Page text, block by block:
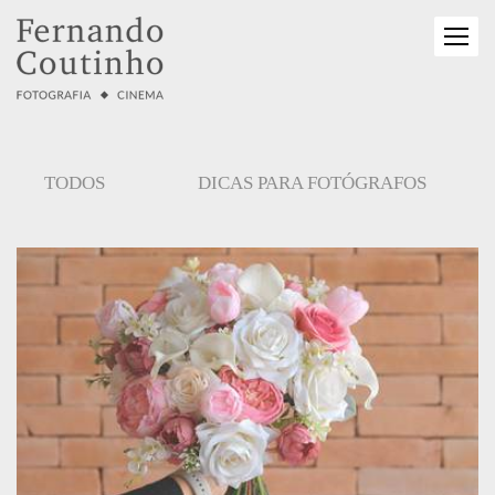
TODOS DICAS PARA FOTÓGRAFOS